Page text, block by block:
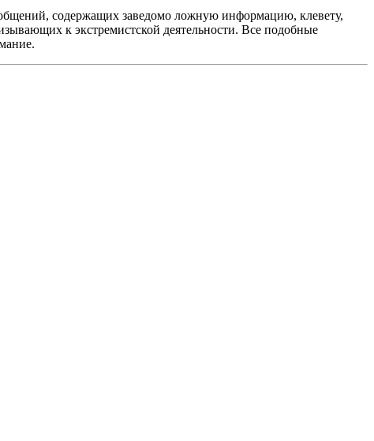
содержащих заведомо ложную информацию, клевету,
к экстремистской деятельности. Все подобные